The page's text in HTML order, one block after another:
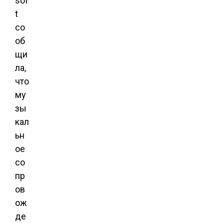
t
со
об
щи
ла,
что
му
зы
кал
ьн
ое
со
пр
ов
ож
де